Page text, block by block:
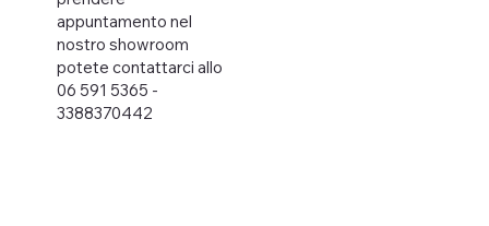
appuntamento nel
nostro showroom
potete contattarci allo
06 591 5365 -
3388370442